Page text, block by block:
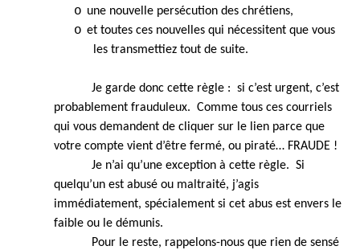
o une nouvelle persécution des chrétiens,
o et toutes ces nouvelles qui nécessitent que vous
les transmettiez tout de suite.
Je garde donc cette règle : si c’est urgent, c’est
probablement frauduleux. Comme tous ces courriels
qui vous demandent de cliquer sur le lien parce que
votre compte vient d’être fermé, ou piraté… FRAUDE !
Je n’ai qu’une exception à cette règle. Si
quelqu’un est abusé ou maltraité, j’agis
immédiatement, spécialement si cet abus est envers le
faible ou le démunis.
Pour le reste, rappelons-nous que rien de sensé